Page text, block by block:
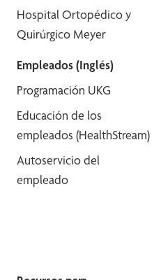
Hospital Ortopédico y
Quirúrgico Meyer
Empleados (Inglés)
Programación UKG
Educación de los
empleados (HealthStream)
Autoservicio del
empleado